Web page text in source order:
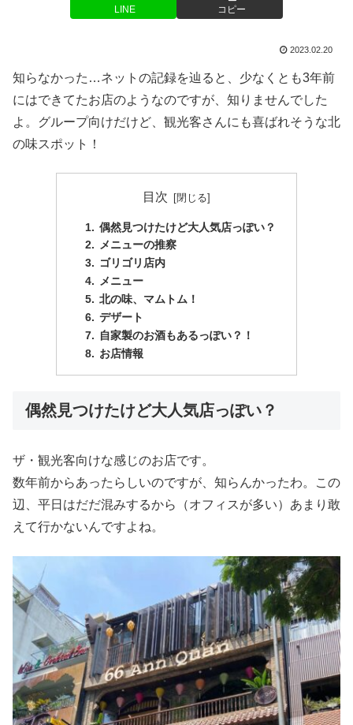
LINE コピー
2023.02.20
知らなかった…ネットの記録を辿ると、少なくとも3年前
にはできてたお店のようなのですが、知りませんでした
よ。グループ向けだけど、観光客さんにも喜ばれそうな北
の味スポット！
目次
偶然見つけたけど大人気店っぽい？
メニューの推察
ゴリゴリ店内
メニュー
北の味、マムトム！
デザート
自家製のお酒もあるっぽい？！
お店情報
偶然見つけたけど大人気店っぽい？
ザ・観光客向けな感じのお店です。
数年前からあったらしいのですが、知らんかったわ。この
辺、平日はだだ混みするから（オフィスが多い）あまり敢
えて行かないんですよね。